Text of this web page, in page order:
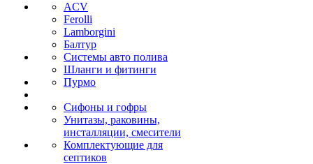
ACV
Ferolli
Lamborgini
Балтур
Системы авто полива
Шланги и фитинги
Пурмо
Сифоны и гофры
Унитазы, раковины,
инсталляции, смесители
Комплектующие для
септиков